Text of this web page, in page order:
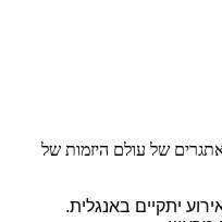
יתקיים באנגלית.